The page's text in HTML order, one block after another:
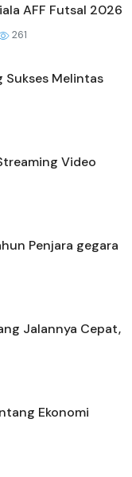
AFF Futsal 2026
261
Sukses Melintas
Video
Penjara gegara
Jalannya Cepat,
Ekonomi